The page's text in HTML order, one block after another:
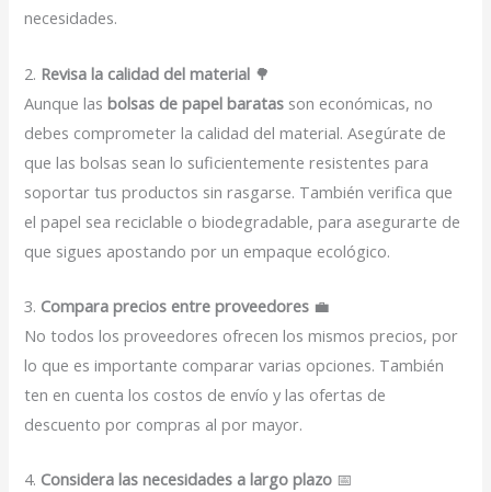
necesidades.
2. Revisa la calidad del material 🌳
Aunque lasbolsas de papel baratas son económicas, no
debes comprometer la calidad del material. Asegúrate de
que las bolsas sean lo suficientemente resistentes para
soportar tus productos sin rasgarse. También verifica que
el papel sea reciclable o biodegradable, para asegurarte de
que sigues apostando por un empaque ecológico.
3. Compara precios entre proveedores 💼
No todos los proveedores ofrecen los mismos precios, por
lo que es importante comparar varias opciones. También
ten en cuenta los costos de envío y las ofertas de
descuento por compras al por mayor.
4. Considera las necesidades a largo plazo 📅